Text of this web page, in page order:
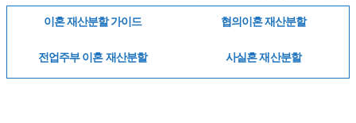
이혼 재산분할 가이드 협의이혼 재산분할
전업주부 이혼 재산분할 사실혼 재산분할